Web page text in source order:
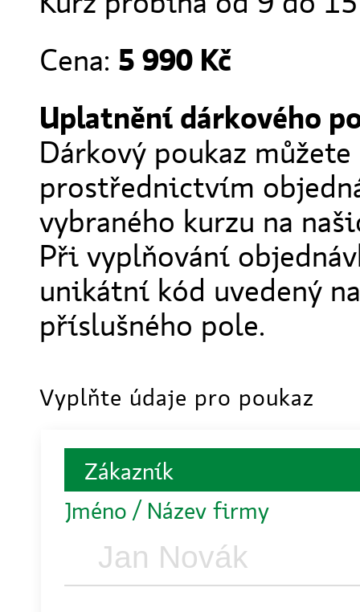
Cena: 5 990 Kč
Uplatnění dárkového
Dárkový poukaz
prostřednictvím
vybraného kurzu na
Při vyplňování
unikátní kód uvedený
příslušného pole.
Vyplňte údaje pro poukaz
Zákazník
Jméno / Název firmy